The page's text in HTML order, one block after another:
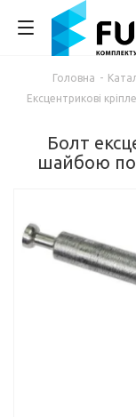
Головна -
Ексцентрикові
Болт
шайбою